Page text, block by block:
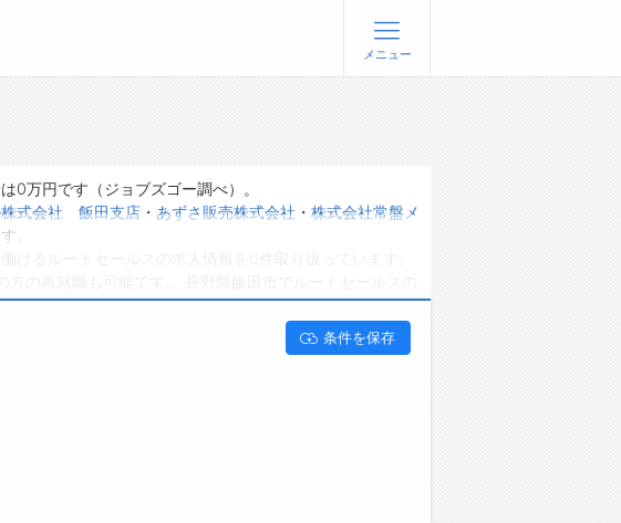
ジョブズゴーについて
メニュー
0万円です（ジョブズゴー調べ）。
株式会社 飯田支店 ・ あずさ販売株式会社 ・ 株式会社常盤メ
。
の再就職も可能です。 長野県飯田市でルートセールスの
条件を保存